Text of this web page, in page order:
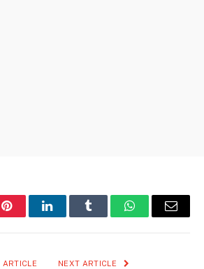
PinterestLinkedInTumblr WhatsAppEmail
ARTICLE NEXT ARTICLE